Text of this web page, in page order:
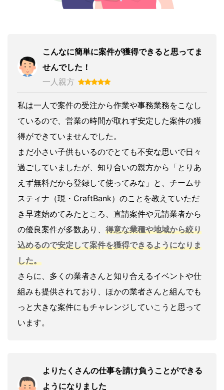
こんなに簡単に案件が獲得できると思ってま
せんでした！
一人親方
私は一人で案件の受注から作業や事務業務をこなし
ているので、営業の時間が取れず安定した案件の獲
得ができていませんでした。
まだ小さい子供もいるのでとても不安な思いで日々
過ごしていましたが、知り合いの親方から「とりあ
えず無料だから登録して使ってみな」と、チームサ
スティナ（現・CraftBank）のことを教えていただ
き早速始めてみたところ、直請案件や元請業者から
の優良案件が多数あり、 得意な業種や地域から絞り
込めるので安定して案件を獲得できるようになりま
した。
さらに、多くの業者さんと知り合えるイベントや仕
組みも提供されており、ほかの業者さんと組んでも
っと大きな案件にもチャレンジしていこうと思って
います。
よりたくさんの仕事を請け負うことができる
ようになりました